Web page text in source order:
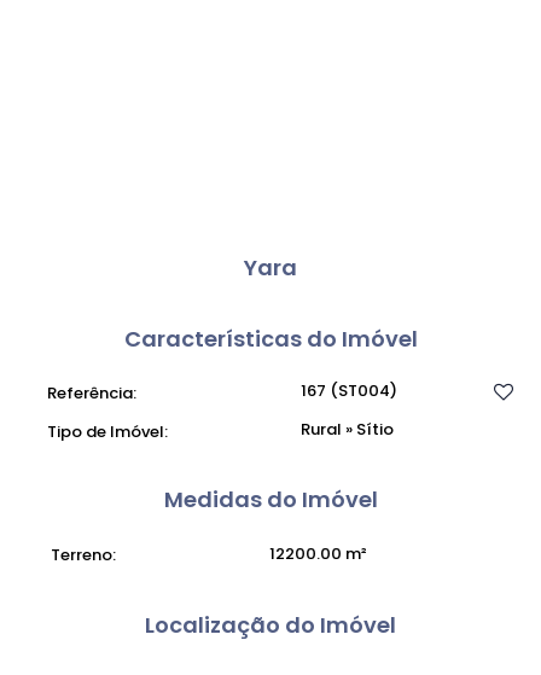
Yara
Características do Imóvel
Referência: 167 (ST004)
Tipo de Imóvel:
Rural » Sítio
Medidas do Imóvel
Terreno: 12200.00 m²
Localização do Imóvel